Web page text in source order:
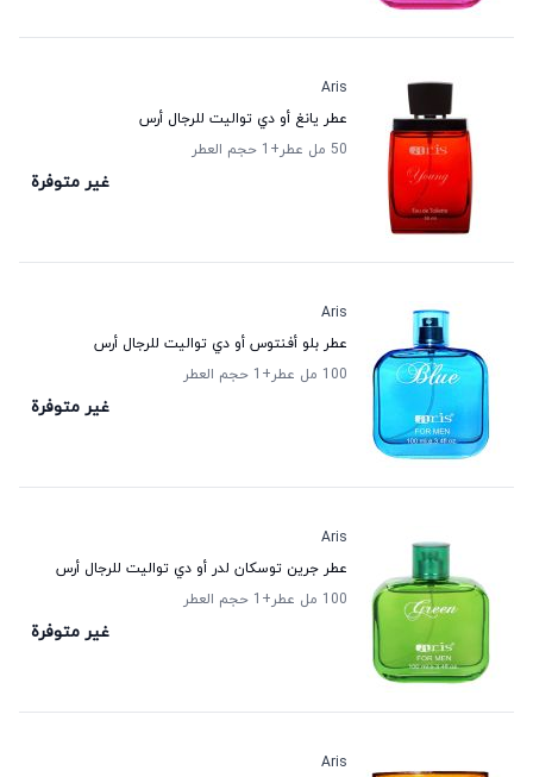
Aris
عطر يانغ أو دي تواليت للرجال أرس
50 مل عطر
+1 حجم العطر
غير متوفرة
Aris
عطر بلو أفنتوس أو دي تواليت للرجال أرس
100 مل عطر
+1 حجم العطر
غير متوفرة
Aris
عطر جرين توسكان لدر أو دي تواليت للرجال أرس
100 مل عطر
+1 حجم العطر
غير متوفرة
Aris